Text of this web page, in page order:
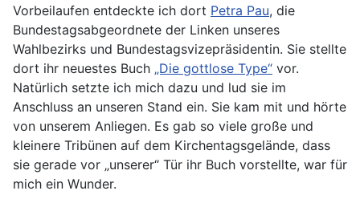
Vorbeilaufen entdeckte ich dort Petra Pau, die
Bundestagsabgeordnete der Linken unseres
Wahlbezirks und Bundestagsvizepräsidentin. Sie stellte
dort ihr neuestes Buch „Die gottlose Type“ vor.
Natürlich setzte ich mich dazu und lud sie im
Anschluss an unseren Stand ein. Sie kam mit und hörte
von unserem Anliegen. Es gab so viele große und
kleinere Tribünen auf dem Kirchentagsgelände, dass
sie gerade vor „unserer“ Tür ihr Buch vorstellte, war für
mich ein Wunder.